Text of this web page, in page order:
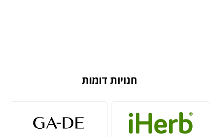
חנויות דומות